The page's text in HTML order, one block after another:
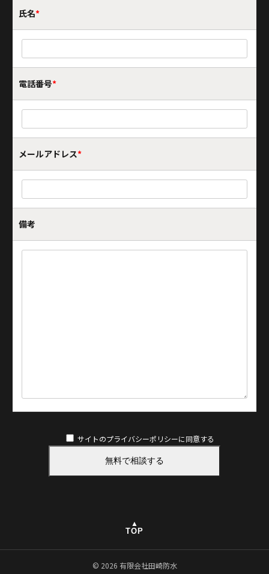
氏名*
電話番号*
メールアドレス*
備考
サイトのプライバシーポリシーに同意する
▲
TOP
© 2026 有限会社田崎防水